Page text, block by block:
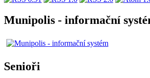
Munipolis - informační
Senioři